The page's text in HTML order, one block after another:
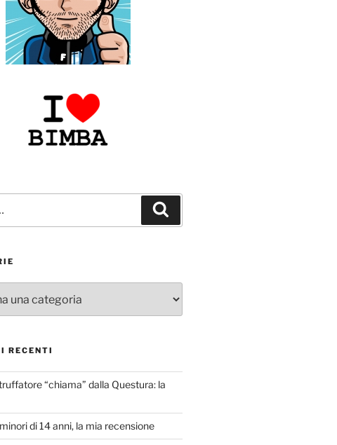
RECENTI
“chiama” dalla Questura: la
di 14 anni, la mia recensione